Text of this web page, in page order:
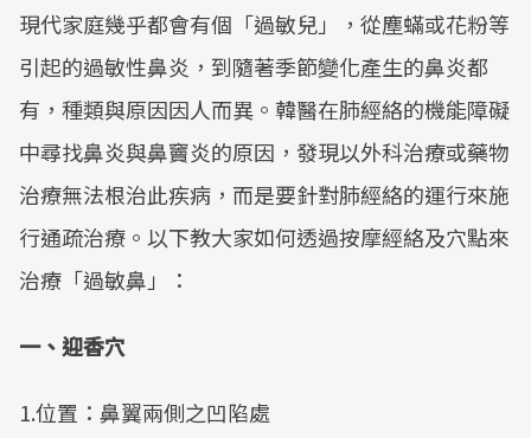
現代家庭幾乎都會有個「過敏兒」，從塵蟎或花粉等
引起的過敏性鼻炎，到隨著季節變化產生的鼻炎都
有，種類與原因因人而異。韓醫在肺經絡的機能障礙
中尋找鼻炎與鼻竇炎的原因，發現以外科治療或藥物
治療無法根治此疾病，而是要針對肺經絡的運行來施
行通疏治療。以下教大家如何透過按摩經絡及穴點來
治療「過敏鼻」：
一、迎香穴
1.位置：鼻翼兩側之凹陷處